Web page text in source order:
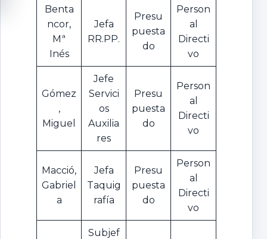
Benta
ncor,
Mª
Inés
Jefa
RR.PP.
Presu
puesta
do
Person
al
Directi
vo
Gómez
,
Miguel
Jefe
Servici
os
Auxilia
res
Presu
puesta
do
Person
al
Directi
vo
Macció,
Gabriel
a
Jefa
Taquig
rafía
Presu
puesta
do
Person
al
Directi
vo
Subjef